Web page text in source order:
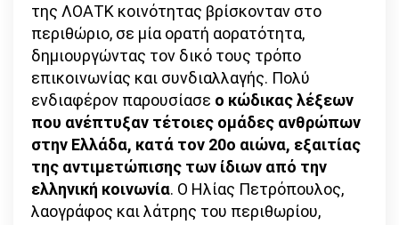
της ΛΟΑΤΚ κοινότητας βρίσκονταν στο
περιθώριο, σε μία ορατή αορατότητα,
δημιουργώντας τον δικό τους τρόπο
επικοινωνίας και συνδιαλλαγής. Πολύ
ενδιαφέρον παρουσίασε ο κώδικας λέξεων
που ανέπτυξαν τέτοιες ομάδες ανθρώπων
στην Ελλάδα, κατά τον 20ο αιώνα, εξαιτίας
της αντιμετώπισης των ίδιων από την
ελληνική κοινωνία. Ο Ηλίας Πετρόπουλος,
λαογράφος και λάτρης του περιθωρίου,